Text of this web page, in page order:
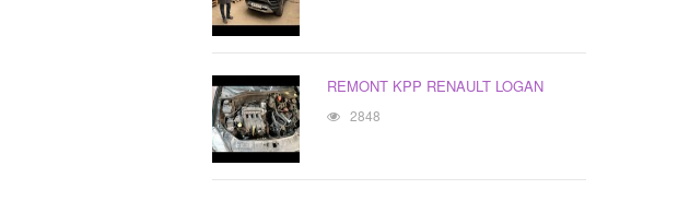
REMONT KPP RENAULT LOGAN
2848